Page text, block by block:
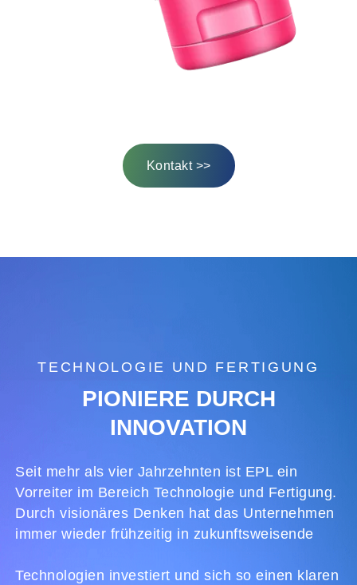
Kontakt >>
TECHNOLOGIE UND FERTIGUNG
PIONIERE DURCH
INNOVATION
Seit mehr als vier Jahrzehnten ist EPL ein
Vorreiter im Bereich Technologie und Fertigung.
Durch visionäres Denken hat das Unternehmen
immer wieder frühzeitig in zukunftsweisende
Technologien investiert und sich so einen klaren